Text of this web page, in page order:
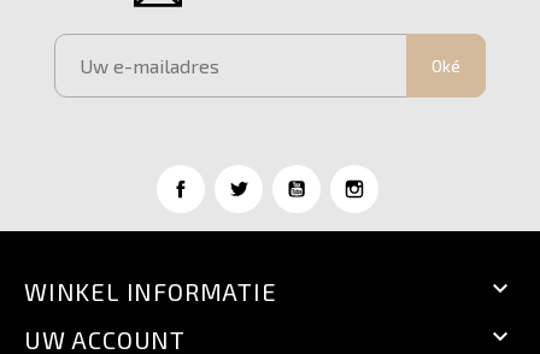
Oké
WINKEL INFORMATIE

UW ACCOUNT
